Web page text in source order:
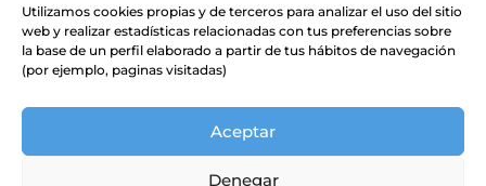
Utilizamos cookies propias y de terceros para analizar el uso del sitio
web y realizar estadísticas relacionadas con tus preferencias sobre
la base de un perfil elaborado a partir de tus hábitos de navegación
(por ejemplo, paginas visitadas)
Aceptar
Denegar
trabajo
Wikimedia Españaen Conectando: patrimonio
documental vasco en Wikipedia y Wikidata